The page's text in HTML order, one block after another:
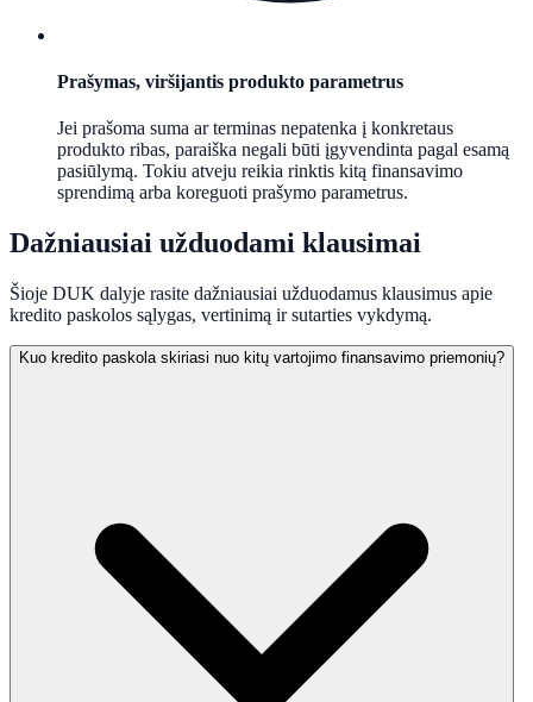
Prašymas, viršijantis produkto parametrus
Jei prašoma suma ar terminas nepatenka į konkretaus
produkto ribas, paraiška negali būti įgyvendinta pagal esamą
pasiūlymą. Tokiu atveju reikia rinktis kitą finansavimo
sprendimą arba koreguoti prašymo parametrus.
Dažniausiai užduodami klausimai
Šioje DUK dalyje rasite dažniausiai užduodamus klausimus apie
kredito paskolos sąlygas, vertinimą ir sutarties vykdymą.
Kuo kredito paskola skiriasi nuo kitų vartojimo finansavimo priemonių?